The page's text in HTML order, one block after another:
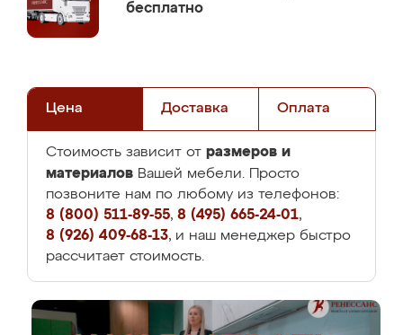
бесплатно
Цена Доставка Оплата
Стоимость зависит от размеров и
материалов Вашей мебели. Просто
позвоните нам по любому из телефонов:
8 (800) 511-89-55, 8 (495) 665-24-01,
8 (926) 409-68-13, и наш менеджер быстро
рассчитает стоимость.